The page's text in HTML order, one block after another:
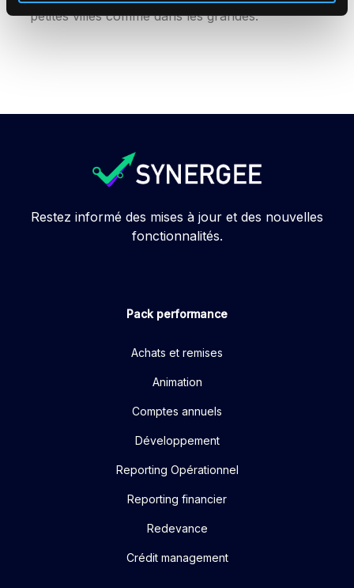
petites villes comme dans les grandes.
Restez informé des mises à jour et des nouvelles
fonctionnalités.
Pack performance
Achats et remises
Animation
Comptes annuels
Développement
Reporting Opérationnel
Reporting financier
Redevance
Crédit management